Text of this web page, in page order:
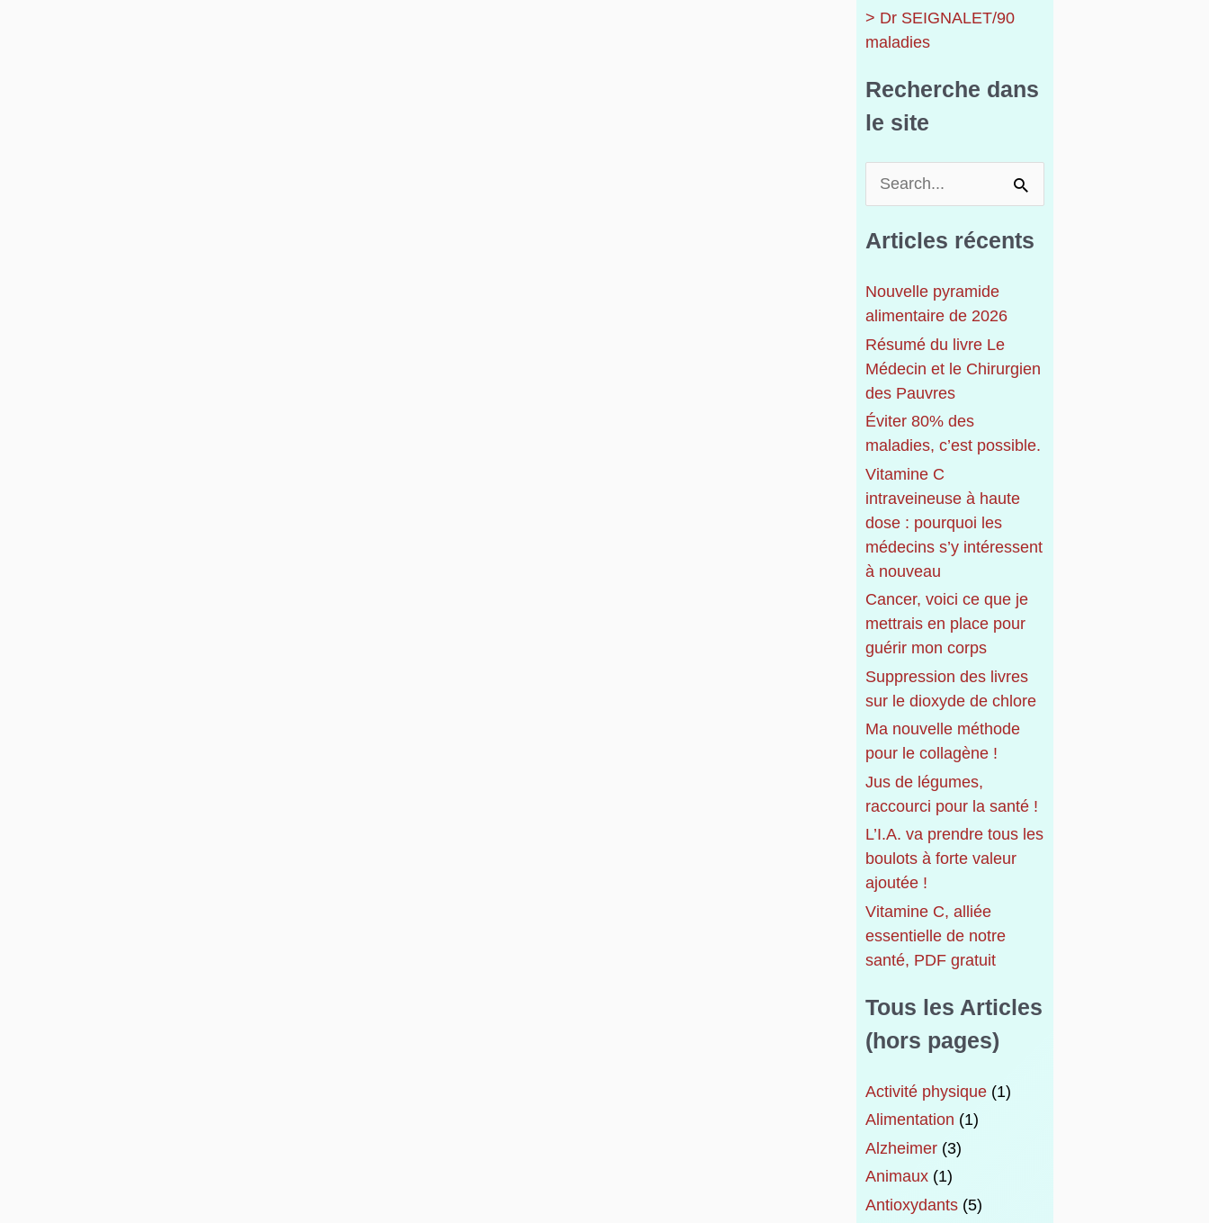
> Dr SEIGNALET/90
maladies
Recherche dans
le site
h
r
c
h
e
r
:
Articles récents
Nouvelle pyramide
alimentaire de 2026
Résumé du livre Le
Médecin et le Chirurgien
des Pauvres
Éviter 80% des
maladies, c’est possible.
Vitamine C
intraveineuse à haute
dose : pourquoi les
médecins s’y intéressent
à nouveau
Cancer, voici ce que je
mettrais en place pour
guérir mon corps
Suppression des livres
sur le dioxyde de chlore
Ma nouvelle méthode
pour le collagène !
Jus de légumes,
raccourci pour la santé !
L’I.A. va prendre tous les
boulots à forte valeur
ajoutée !
Vitamine C, alliée
essentielle de notre
santé, PDF gratuit
Tous les Articles
(hors pages)
Activité physique(1)
Alimentation (1)
Alzheimer(3)
Animaux(1)
Antioxydants(5)